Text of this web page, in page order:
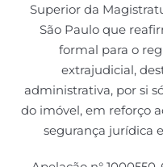
Superior da
São Paulo que
formal para o
extrajudicial,
administrativa, por si
do imóvel, em reforço
segurança jurídica